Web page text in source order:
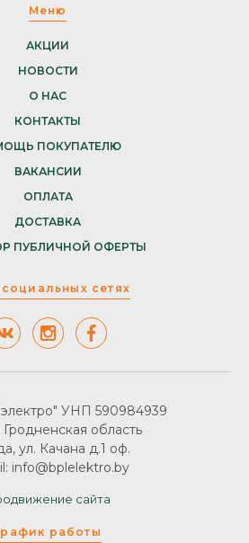
Меню
АКЦИИ
НОВОСТИ
О НАС
КОНТАКТЫ
ПОКУПАТЕЛЮ
ВАКАНСИИ
ОПЛАТА
ДОСТАВКА
ПУБЛИЧНОЙ ОФЕРТЫ
сетях
работы
УНП 590984939
Гродненская область
ул. Качана д.1 оф.
info@bplelektro.by
сайта